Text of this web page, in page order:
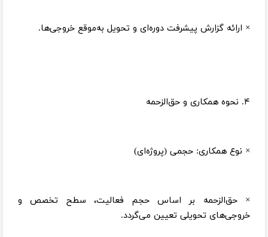
× ارائه گزارش پیشرفت دوره‌ای و تحویل به‌موقع خروجی‌ها.
۴. نحوه همکاری و حق‌الزحمه
× نوع همکاری: حجمی (پروژه‌ای)
× حق‌الزحمه بر اساس حجم فعالیت، سطح تخصص و
خروجی‌های تحویلی تعیین می‌گردد.